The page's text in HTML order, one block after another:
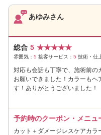
あゆみさん
総合 5 ★★★★★
雰囲気： 5 接客サービス： 5 技術・仕
対応も会話も丁寧で、施術前の
お願いできました！カラーもヘ
す！ありがとうございました！
予約時のクーポン・メニュ
カット＋ダメージレスケアカラ